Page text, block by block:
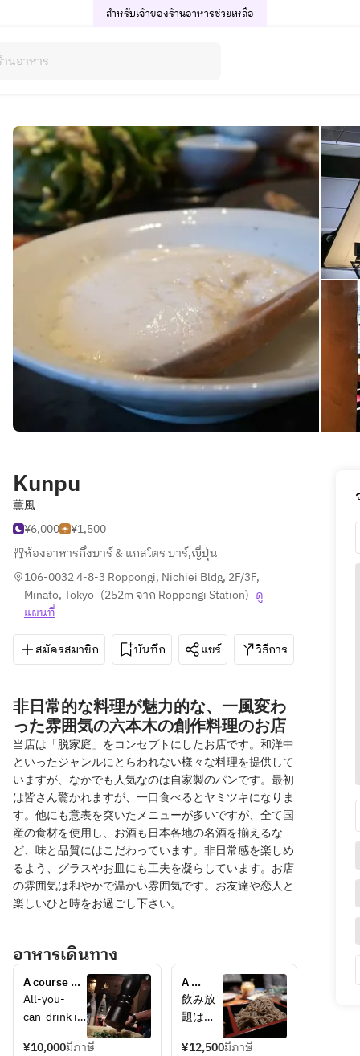
สำหรับเจ้าของร้านอาหารช่วยเหลือ
Kunpu
薫風
¥6,000
¥1,500
ห้องอาหารกึ่งบาร์ & แกสโตร บาร์,ญี่ปุ่น
106-0032 4-8-3 Roppongi, Nichiei Bldg, 2F/3F,
Minato, Tokyo (252m จาก Roppongi Station) ดู
แผนที่
สมัครสมาชิก บันทึก แชร์ วิธีการ
非日常的な料理が魅力的な、一風変わ
った雰囲気の六本木の創作料理のお店
当店は「脱家庭」をコンセプトにしたお店です。和洋中
といったジャンルにとらわれない様々な料理を提供して
いますが、なかでも人気なのは自家製のパンです。最初
は皆さん驚かれますが、一口食べるとヤミツキになりま
す。他にも意表を突いたメニューが多いですが、全て国
産の食材を使用し、お酒も日本各地の名酒を揃えるな
ど、味と品質にはこだわっています。非日常感を楽しめ
るよう、グラスやお皿にも工夫を凝らしています。お店
の雰囲気は和やかで温かい雰囲気です。お友達や恋人と
楽しいひと時をお過ごし下さい。
อาหารเดินทาง
A course
with
increasingly
glasses of
All-you-
can-drink is
Last orders
¥10,000มีภาษี
A
course
where
can
飲み放
題は２
になり
¥12,500มีภาษี